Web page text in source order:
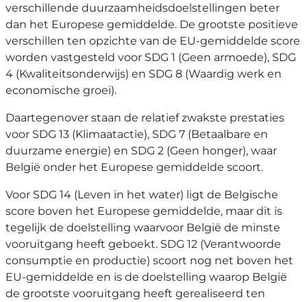
verschillende duurzaamheidsdoelstellingen beter
dan het Europese gemiddelde. De grootste positieve
verschillen ten opzichte van de EU-gemiddelde score
worden vastgesteld voor SDG 1 (Geen armoede), SDG
4 (Kwaliteitsonderwijs) en SDG 8 (Waardig werk en
economische groei).
Daartegenover staan de relatief zwakste prestaties
voor SDG 13 (Klimaatactie), SDG 7 (Betaalbare en
duurzame energie) en SDG 2 (Geen honger), waar
België onder het Europese gemiddelde scoort.
Voor SDG 14 (Leven in het water) ligt de Belgische
score boven het Europese gemiddelde, maar dit is
tegelijk de doelstelling waarvoor België de minste
vooruitgang heeft geboekt. SDG 12 (Verantwoorde
consumptie en productie) scoort nog net boven het
EU-gemiddelde en is de doelstelling waarop België
de grootste vooruitgang heeft gerealiseerd ten